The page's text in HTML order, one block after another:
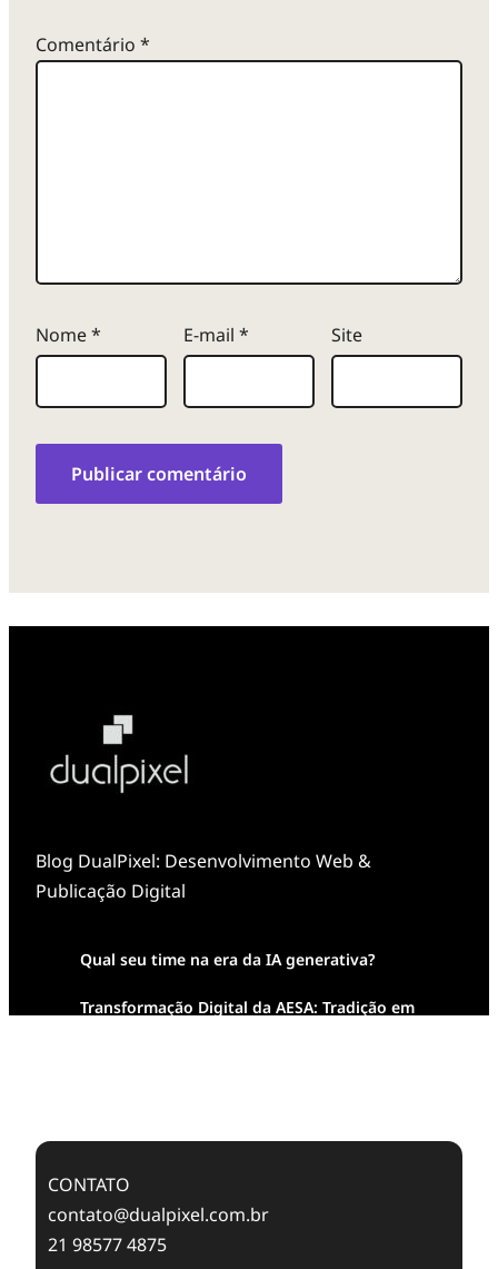
Comentário *
Nome* E-mail * Site
Blog DualPixel: Desenvolvimento Web &
Publicação Digital
Qual seu time na era da IA generativa?
Transformação Digital da AESA: Tradição em
CONTATO
contato@dualpixel.com.br
21 98577 4875